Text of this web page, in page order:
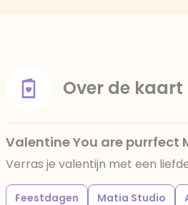
Over de kaart
Valentine You are purrfect
Verras je valentijn met een
Feestdagen Matia Studio